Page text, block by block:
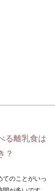
る離乳食は
？
てのことがいっ